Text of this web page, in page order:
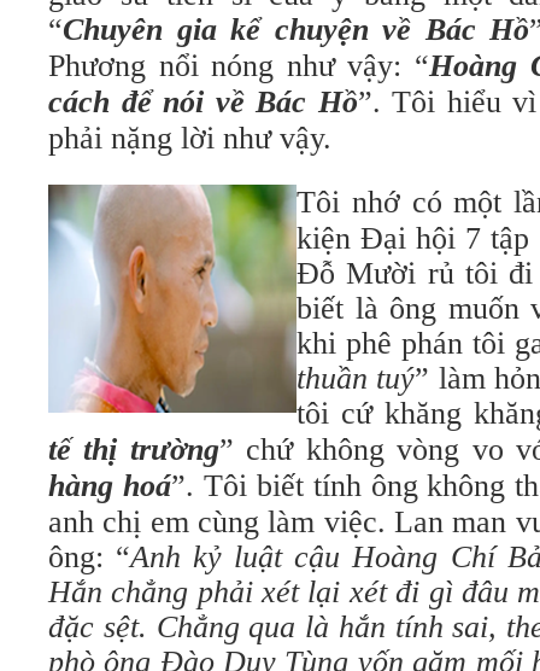
“Chuyên gia kể chuyện về Bác Hồ
Phương nổi nóng như vậy: “Hoàng
cách để nói về Bác Hồ”. Tôi hiểu
phải nặng lời như vậy.
Tôi nhớ có một
kiện Đại hội 7 tập
Đỗ Mười rủ tôi đi
biết là ông muốn
khi phê phán tôi
thuần tuý” làm
tôi cứ khăng
tế thị trường” chứ không vòng vo
hàng hoá”. Tôi biết tính ông không
anh chị em cùng làm việc. Lan man
ông: “Anh kỷ luật cậu Hoàng Chí
Hắn chẳng phải xét lại xét đi gì đâu
đặc sệt. Chẳng qua là hắn tính sai,
phò ông Đào Duy Tùng vốn găm mối